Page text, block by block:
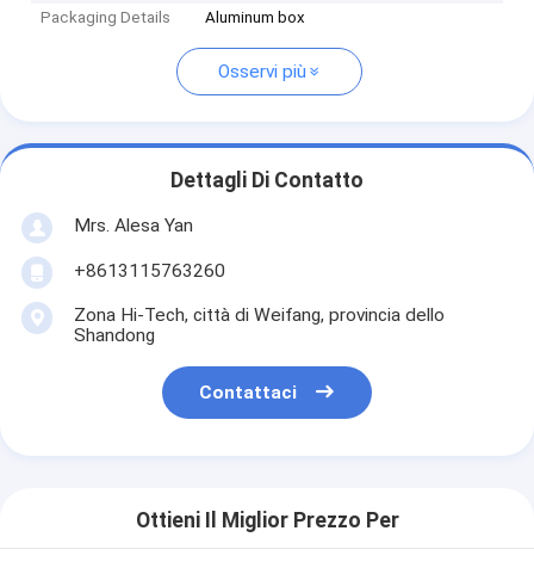
Packaging Details
Aluminum box
Osservi più
Dettagli Di Contatto
Mrs. Alesa Yan
+8613115763260
Zona Hi-Tech, città di Weifang, provincia dello
Shandong
Contattaci
Ottieni Il Miglior Prezzo Per